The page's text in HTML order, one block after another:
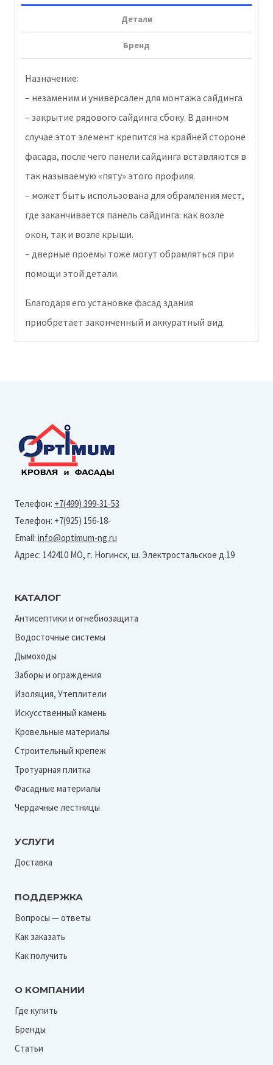
Детали
Бренд
Назначение:
– незаменим и универсален для монтажа сайдинга
– закрытие рядового сайдинга сбоку. В данном
случае этот элемент крепится на крайней стороне
фасада, после чего панели сайдинга вставляются в
так называемую «пяту» этого профиля.
– может быть использована для обрамления мест,
где заканчивается панель сайдинга: как возле
окон, так и возле крыши.
– дверные проемы тоже могут обрамляться при
помощи этой детали.
Благодаря его установке фасад здания
приобретает законченный и аккуратный вид.
Телефон: +7(499) 399-31-53
Телефон: +7(925) 156-18-
Email: info@optimum-ng.ru
Адрес: 142410 МО, г. Ногинск, ш. Электростальское д.19
КАТАЛОГ
Антисептики и огнебиозащита
Водосточные системы
Дымоходы
Заборы и ограждения
Изоляция, Утеплители
Искусственный камень
Кровельные материалы
Строительный крепеж
Тротуарная плитка
Фасадные материалы
Чердачные лестницы
УСЛУГИ
Доставка
ПОДДЕРЖКА
Вопросы — ответы
Как заказать
Как получить
О КОМПАНИИ
Где купить
Бренды
Статьи